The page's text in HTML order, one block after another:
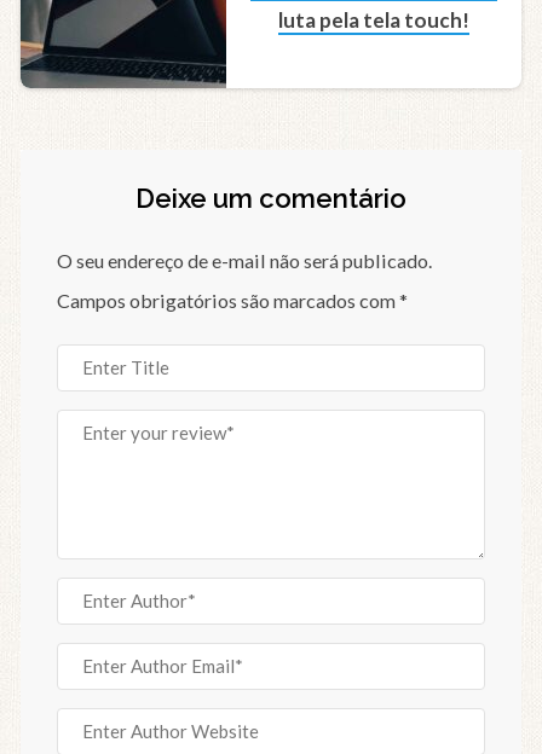
luta pela tela touch!
Deixe um comentário
O seu endereço de e-mail não será publicado.
Campos obrigatórios são marcados com*